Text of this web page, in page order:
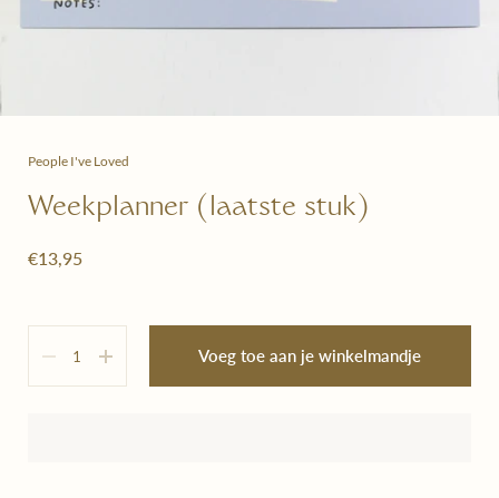
People I've Loved
Weekplanner (laatste stuk)
€13,95
Voeg toe aan je winkelmandje